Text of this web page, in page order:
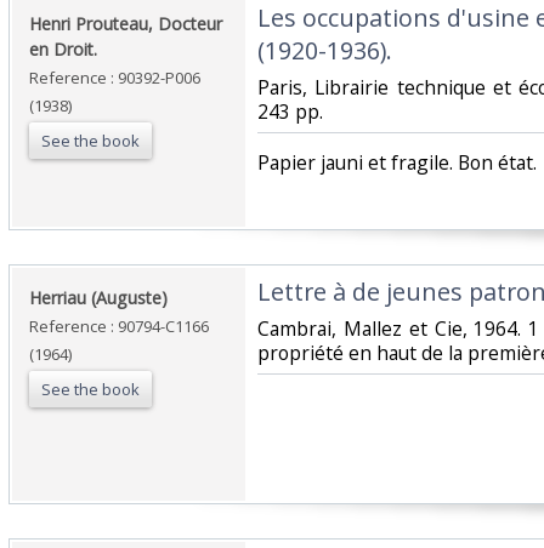
‎Henri Prouteau, Docteur
en Droit.‎
Reference : 90392-P006
(1938)
See the book
‎Les occupations d'usine
(1920-1936).‎
‎Paris, Librairie technique et
243 pp. ‎
‎Papier jauni et fragile. Bon état. ‎
‎Herriau (Auguste)‎
Reference : 90794-C1166
(1964)
See the book
‎Lettre à de jeunes
‎Cambrai, Mallez et Cie, 1964.
propriété en haut de la